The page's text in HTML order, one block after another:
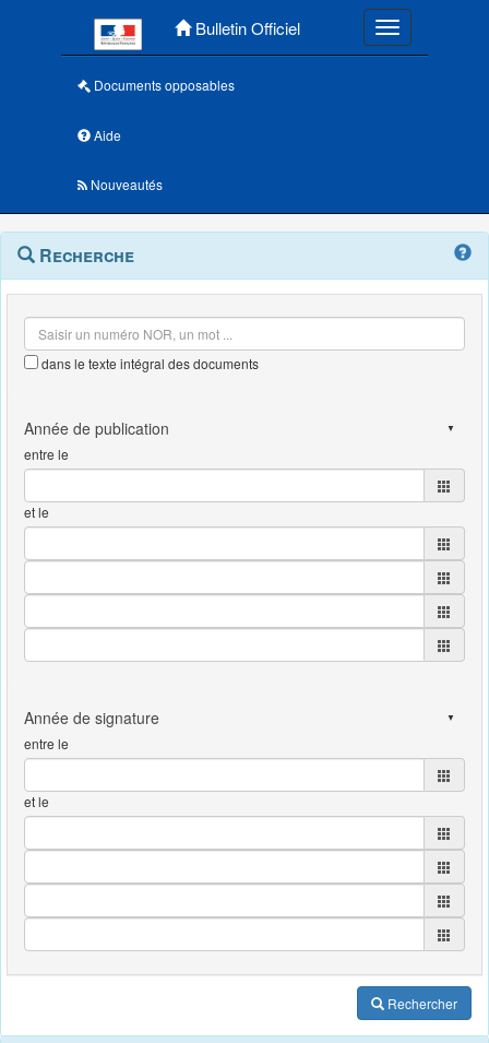
Bulletin Officiel Toggle
Documents opposables
Aide
Nouveautés
Navigation
outils
Menu
contextuel
Recherche
dans le texte intégral des documents
entre le
et le
entre le
et le
Rechercher